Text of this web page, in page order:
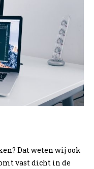
Dat weten wij ook
vast dicht in de